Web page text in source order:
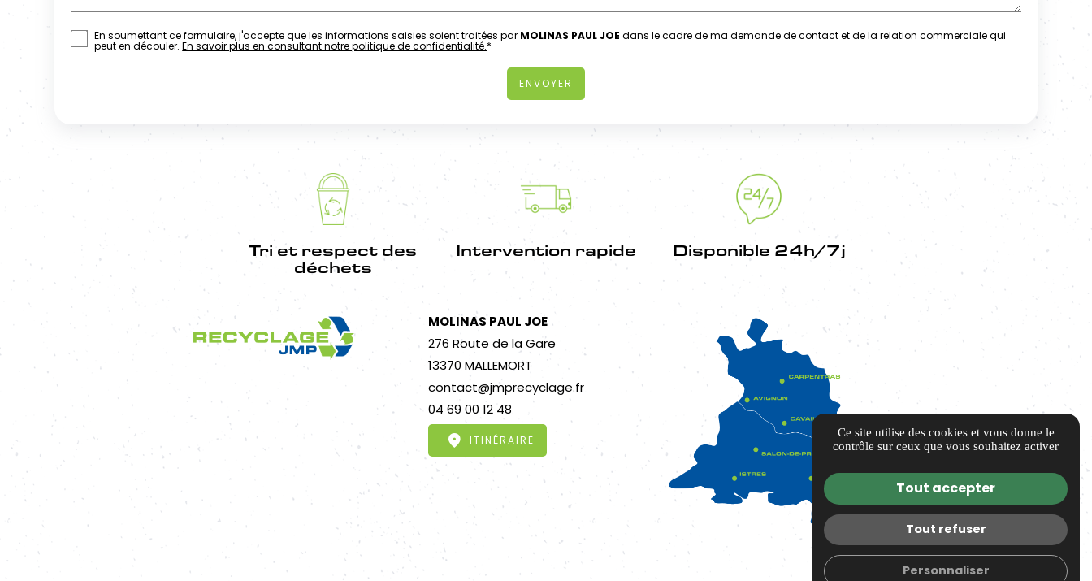
En soumettant ce formulaire, j'accepte que les informations saisies soient traitées par MOLINAS PAUL JOE dans le cadre de ma demande de contact et de la relation commerciale qui
peut en découler.En savoir plus en consultant notre politique de confidentialité.*
Tri et respect des
déchets
Intervention rapide Disponible 24h/7j
MOLINAS PAUL JOE
276 Route de la Gare
13370 MALLEMORT
contact@jmprecyclage.fr
04 69 00 12 48
ITINÉRAIRE
Ce site utilise des cookies et vous donne le
contrôle sur ceux que vous souhaitez activer
Tout accepter
Tout refuser
Personnaliser